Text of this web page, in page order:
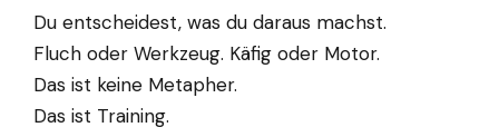
Du entscheidest, was du daraus machst.
Fluch oder Werkzeug. Käfig oder Motor.
Das ist keine Metapher.
Das ist Training.